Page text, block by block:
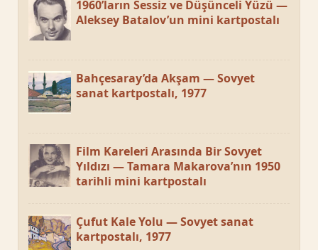
1960’ların Sessiz ve Düşünceli Yüzü —
Aleksey Batalov’un mini kartpostalı
Bahçesaray’da Akşam — Sovyet
sanat kartpostalı, 1977
Film Kareleri Arasında Bir Sovyet
Yıldızı — Tamara Makarova’nın 1950
tarihli mini kartpostalı
Çufut Kale Yolu — Sovyet sanat
kartpostalı, 1977